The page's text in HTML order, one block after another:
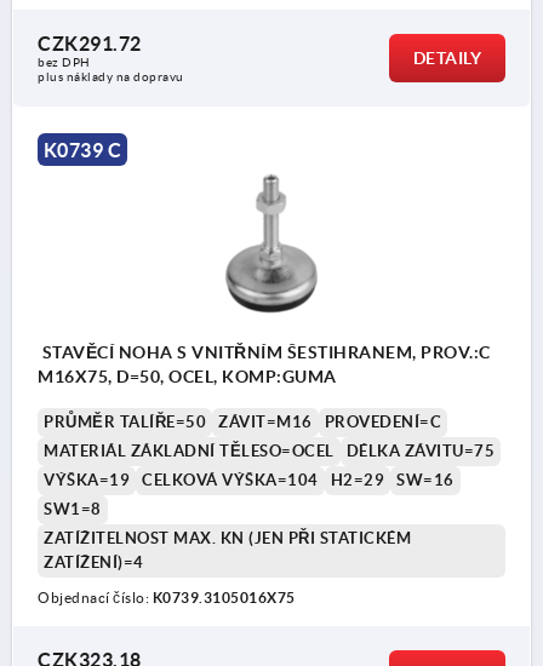
CZK291.72
bez DPH
plus náklady na dopravu
DETAILY
K0739 C
STAVĚCÍ NOHA S VNITŘNÍM ŠESTIHRANEM, PROV.:C
M16X75, D=50, OCEL, KOMP:GUMA
PRŮMĚR TALÍŘE=50 ZÁVIT=M16
PROVEDENÍ=C
MATERIÁL ZÁKLADNÍ TĚLESO=OCEL
DÉLKA ZÁVITU=75
VÝŠKA=19
CELKOVÁ VÝŠKA=104 H2=29
SW=16
SW1=8
ZATÍŽITELNOST MAX. KN (JEN PŘI STATICKÉM
ZATÍŽENÍ)=4
Objednací číslo: K0739.3105016X75
CZK323.18